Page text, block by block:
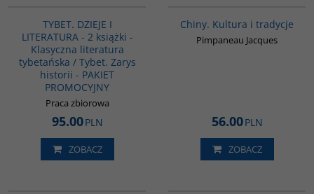
TYBET. DZIEJE I
LITERATURA - 2 książki -
Klasyczna literatura
tybetańska / Tybet. Zarys
historii - PAKIET
PROMOCYJNY
Praca zbiorowa
95.00PLN
ZOBACZ
Chiny. Kultura i tradycje
Pimpaneau Jacques
56.00PLN
ZOBACZ